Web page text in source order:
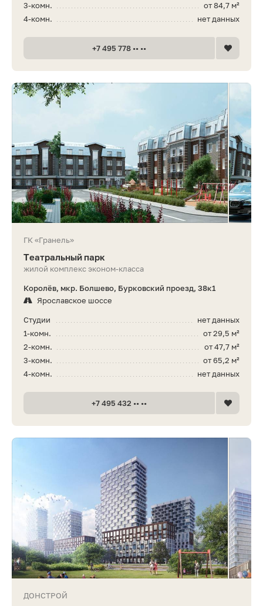
от 84,7 м²
3-комн.
нет данных
4-комн.
+7 495 778 •• ••
ГК «Гранель»
Театральный парк
жилой комплекс эконом-класса
Королёв, мкр. Болшево, Бурковский проезд, 38к1
Ярославское шоссе
нет данных
Студии
от 29,5 м²
1-комн.
от 47,7 м²
2-комн.
от 65,2 м²
3-комн.
нет данных
4-комн.
+7 495 432 •• ••
ДОНСТРОЙ